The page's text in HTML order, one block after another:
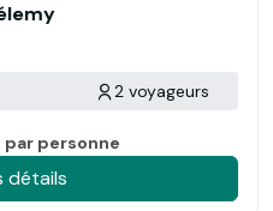
2 voyageurs
personne
détails